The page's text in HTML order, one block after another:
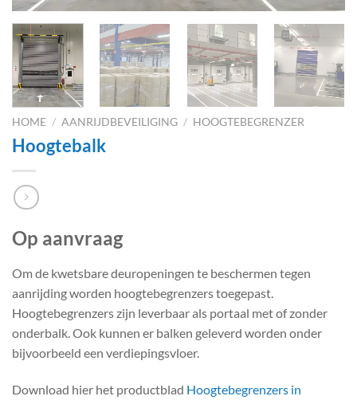
HOME / AANRIJDBEVEILIGING / HOOGTEBEGRENZER
Hoogtebalk
Op aanvraag
Om de kwetsbare deuropeningen te beschermen tegen
aanrijding worden hoogtebegrenzers toegepast.
Hoogtebegrenzers zijn leverbaar als portaal met of zonder
onderbalk. Ook kunnen er balken geleverd worden onder
bijvoorbeeld een verdiepingsvloer.
Download hier het productblad Hoogtebegrenzers in